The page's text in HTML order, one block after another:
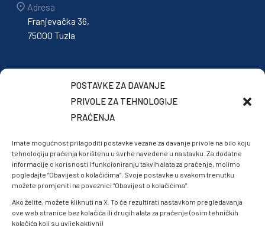
POSTAVKE ZA DAVANJE
PRIVOLE ZA TEHNOLOGIJE
PRAĆENJA
Imate mogućnost prilagoditi postavke vezane za davanje privole na bilo koju
tehnologiju praćenja korištenu u svrhe navedene u nastavku. Za dodatne
informacije o korisnosti i funkcioniranju takvih alata za praćenje, molimo
pogledajte “Obavijest o kolačićima”. Svoje postavke u svakom trenutku
možete promjeniti na poveznici “Obavijest o kolačićima”.
Ako želite, možete kliknuti na X. To će rezultirati nastavkom pregledavanja
ove web stranice bez kolačića ili drugih alata za praćenje (osim tehničkih
kolačića koji su uvijek aktivni)
Adresa
Franjevačka 36,
75000 Tuzla